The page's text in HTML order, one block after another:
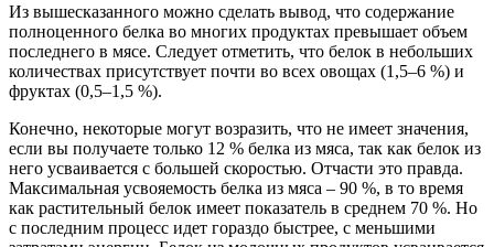
Из вышесказанного можно сделать вывод, что содержание
полноценного белка во многих продуктах превышает объем
последнего в мясе. Следует отметить, что белок в небольших
количествах присутствует почти во всех овощах (1,5–6 %) и
фруктах (0,5–1,5 %).
Конечно, некоторые могут возразить, что не имеет значения,
если вы получаете только 12 % белка из мяса, так как белок из
него усваивается с большей скоростью. Отчасти это правда.
Максимальная усвояемость белка из мяса – 90 %, в то время
как растительный белок имеет показатель в среднем 70 %. Но
с последним процесс идет гораздо быстрее, с меньшими